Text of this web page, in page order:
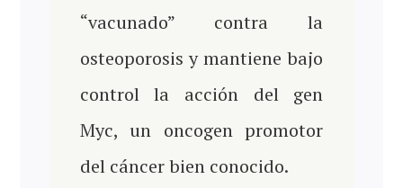
“vacunado” contra la
osteoporosis y mantiene bajo
control la acción del gen
Myc, un oncogen promotor
del cáncer bien conocido.